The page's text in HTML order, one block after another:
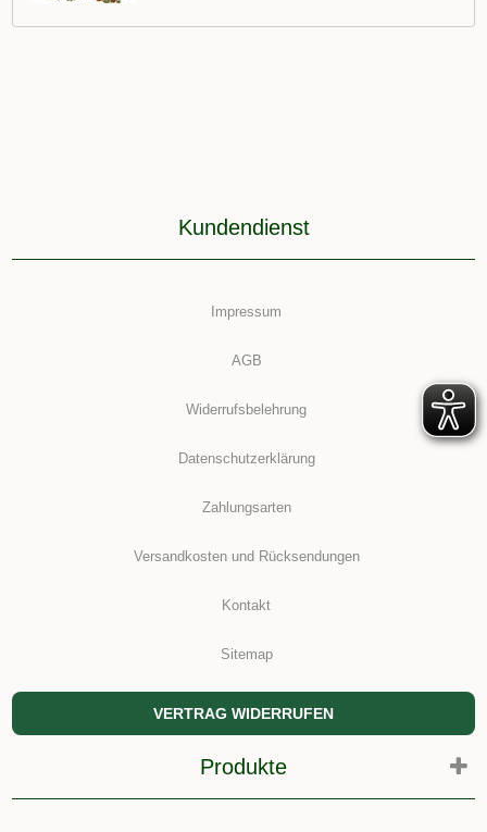
Kundendienst
Impressum
AGB
Widerrufsbelehrung
Datenschutzerklärung
Zahlungsarten
Versandkosten und Rücksendungen
Kontakt
Sitemap
VERTRAG WIDERRUFEN
Produkte